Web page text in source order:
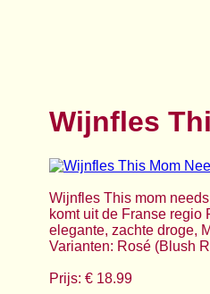
Wijnfles
Wijnfles This mom
komt uit de Franse regio
elegante, zachte droge,
Varianten: Rosé (Blush
Prijs: € 18.99